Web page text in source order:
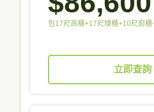
包17尺高櫃+17尺矮櫃+10尺廚櫃
立即查詢